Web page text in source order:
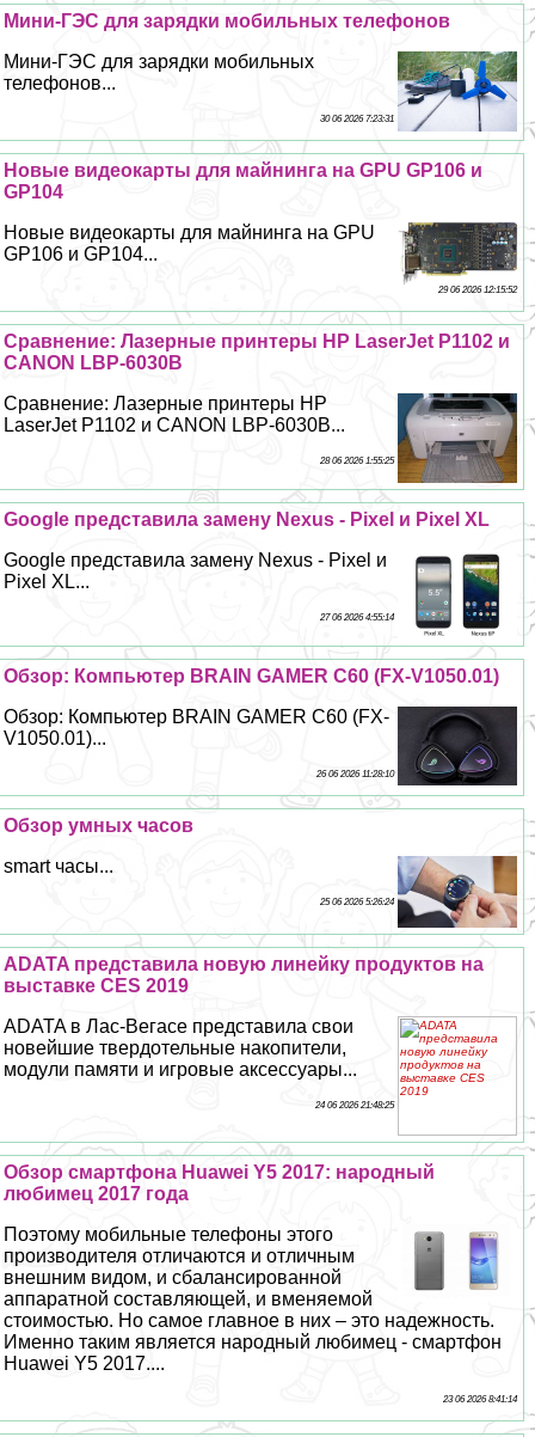
Мини-ГЭС для зарядки мобильных телефонов
Мини-ГЭС для зарядки мобильных
телефонов...
30 06 2026 7:23:31
Новые видеокарты для майнинга на GPU GP106 и
GP104
Новые видеокарты для майнинга на GPU
GP106 и GP104...
29 06 2026 12:15:52
Сравнение: Лазерные принтеры HP LaserJet P1102 и
CANON LBP-6030B
Сравнение: Лазерные принтеры HP
LaserJet P1102 и CANON LBP-6030B...
28 06 2026 1:55:25
Google представила замену Nexus - Pixel и Pixel XL
Google представила замену Nexus - Pixel и
Pixel XL...
27 06 2026 4:55:14
Обзор: Компьютер BRAIN GAMER С60 (FX-V1050.01)
Обзор: Компьютер BRAIN GAMER С60 (FX-
V1050.01)...
26 06 2026 11:28:10
Обзор умных часов
smart часы...
25 06 2026 5:26:24
ADATA представила новую линейку продуктов на
выставке CES 2019
ADATA в Лас-Вегасе представила свои
новейшие твердотельные накопители,
модули памяти и игровые аксессуары...
24 06 2026 21:48:25
Обзор смартфона Huawei Y5 2017: народный
любимец 2017 года
Поэтому мобильные телефоны этого
производителя отличаются и отличным
внешним видом, и сбалансированной
аппаратной составляющей, и вменяемой
стоимостью. Но самое главное в них – это надежность.
Именно таким является народный любимец - смартфон
Huawei Y5 2017....
23 06 2026 8:41:14